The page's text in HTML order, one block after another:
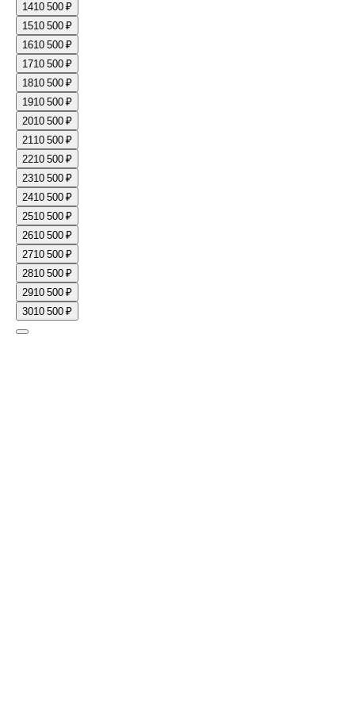
1410 500 ₽
1510 500 ₽
1610 500 ₽
1710 500 ₽
1810 500 ₽
1910 500 ₽
2010 500 ₽
2110 500 ₽
2210 500 ₽
2310 500 ₽
2410 500 ₽
2510 500 ₽
2610 500 ₽
2710 500 ₽
2810 500 ₽
2910 500 ₽
3010 500 ₽